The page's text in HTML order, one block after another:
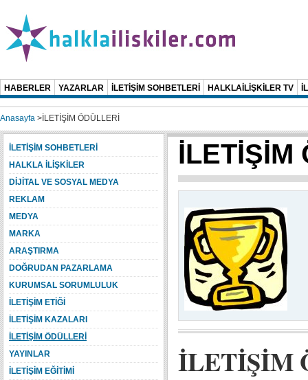
HABERLER YAZARLAR İLETİŞİM SOHBETLERİ HALKLAİLİŞKİLER TV
Anasayfa > İLETİŞİM ÖDÜLLERİ
İLETİŞİM
İLETİŞİM
İLETİŞİM SOHBETLERİ
HALKLA İLİŞKİLER
DİJİTAL VE SOSYAL MEDYA
REKLAM
MEDYA
MARKA
ARAŞTIRMA
DOĞRUDAN PAZARLAMA
KURUMSAL SORUMLULUK
İLETİŞİM ETİĞİ
İLETİŞİM KAZALARI
İLETİŞİM ÖDÜLLERİ
YAYINLAR
İLETİŞİM EĞİTİMİ